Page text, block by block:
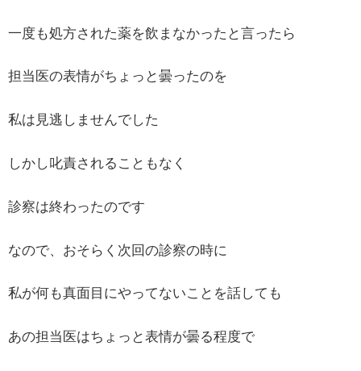
一度も処方された薬を飲まなかったと言ったら
担当医の表情がちょっと曇ったのを
私は見逃しませんでした
しかし叱責されることもなく
診察は終わったのです
なので、おそらく次回の診察の時に
私が何も真面目にやってないことを話しても
あの担当医はちょっと表情が曇る程度で